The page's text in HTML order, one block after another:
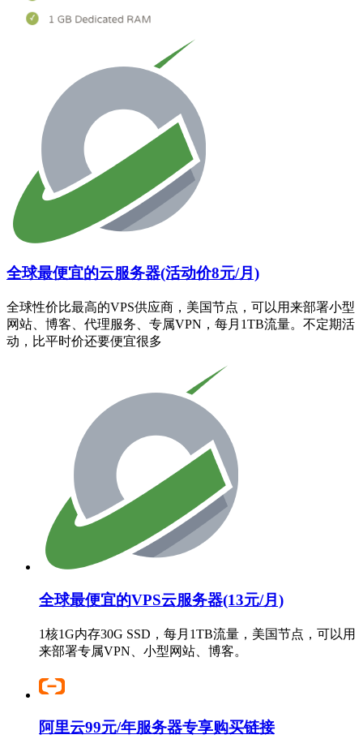
全球最便宜的云服务器(活动价8元/月)
全球性价比最高的VPS供应商，美国节点，可以用来部署小型
网站、博客、代理服务、专属VPN，每月1TB流量。不定期活
动，比平时价还要便宜很多
全球最便宜的VPS云服务器(13元/月)
1核1G内存30G SSD，每月1TB流量，美国节点，可以用
来部署专属VPN、小型网站、博客。
阿里云99元/年服务器专享购买链接